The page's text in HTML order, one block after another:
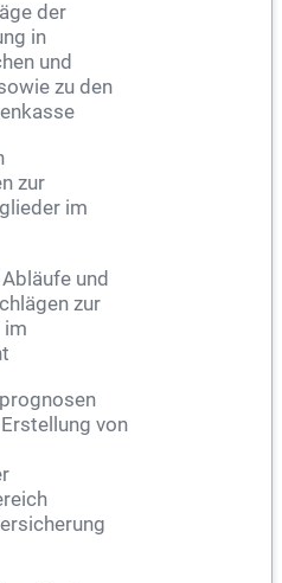
der
in
und
zu den
zur
im
und
zur
im
von